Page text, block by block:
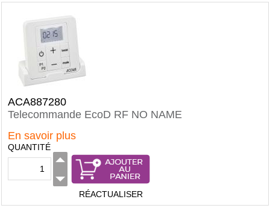
ACA887280
Telecommande EcoD RF NO NAME
En savoir plus
QUANTITÉ
RÉACTUALISER